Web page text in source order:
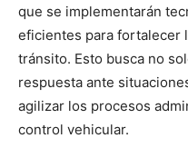
que se implementarán
eficientes para fortalecer
tránsito. Esto busca no
respuesta ante
agilizar los procesos
control vehicular.